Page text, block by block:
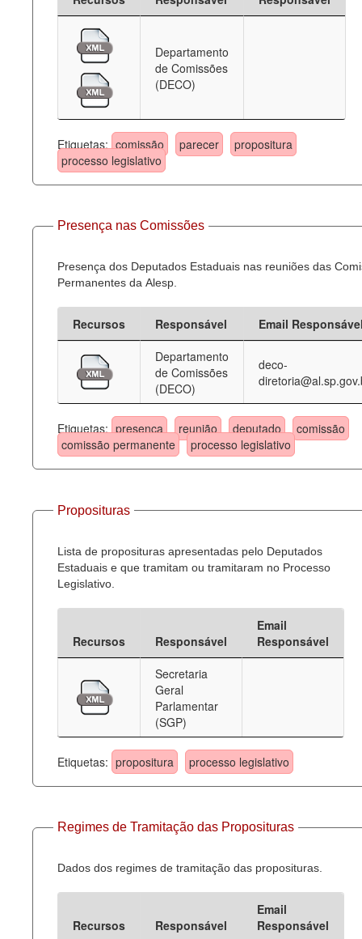
Departamento
de Comissões
(DECO)
Etiquetas: comissão parecer
propositura
processo legislativo
Presença nas Comissões
Presença dos Deputados Estaduais nas reuniões das
Permanentes da Alesp.
Recursos Responsável
Email
Departamento
de Comissões
(DECO)
deco-
Etiquetas: presença reunião deputado
comissão
comissão permanente
processo legislativo
Proposituras
Lista de proposituras apresentadas pelo Deputados
Estaduais e que tramitam ou tramitaram no Processo
Legislativo.
Recursos Responsável
Email
Responsável
Secretaria
Geral
Parlamentar
(SGP)
Etiquetas: propositura processo legislativo
Regimes de Tramitação das Proposituras
Dados dos regimes de tramitação das proposituras.
Recursos Responsável
Email
Responsável